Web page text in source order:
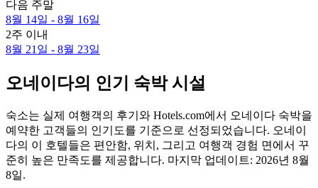
다음 주말
8월 14일 - 8월 16일
2주 이내
8월 21일 - 8월 23일
오네이다의 인기 숙박 시설
숙소는 실제 여행객의 후기와 Hotels.com에서 오네이다 숙박을
예약한 고객들의 인기도를 기준으로 선정되었습니다. 오네이
다의 이 호텔들은 편안함, 위치, 그리고 여행객 경험 면에서 꾸
준히 높은 만족도를 제공합니다. 마지막 업데이트: 2026년 8월
8일.